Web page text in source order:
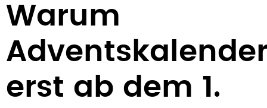
Warum
erst ab dem 1.